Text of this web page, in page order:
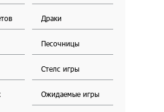
Драки
Песочницы
Стелс игры
Ожидаемые игры